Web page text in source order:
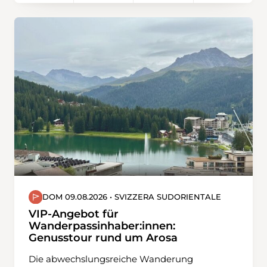
fast geschafft. Belohnt werden wir mit
herrlichen Ausblicken auf die Vorarlberger
Berge, das Rheintal und den Bodensee. Nach
der Mittagsrast wandern wir talwärts durch die
Alpgebiete des Diepoldsauer-, Kriessener- und
Montlinger Schwamms. Der Abstieg durch die
Alpweiden ist teilweise steil. Zum Abschluss
unserer Rundtour wandern wir durch kleine
Weiler, passieren den Hirschensprung und
erreichen Rüthi. Letzte Infos zur Wanderung
am Vortag der Wanderung über unser
Wandertelefon 071 383 30 31.
DOM 09.08.2026 • SVIZZERA SUDORIENTALE
VIP-Angebot für
Wanderpassinhaber:innen:
Genusstour rund um Arosa
Die abwechslungsreiche Wanderung